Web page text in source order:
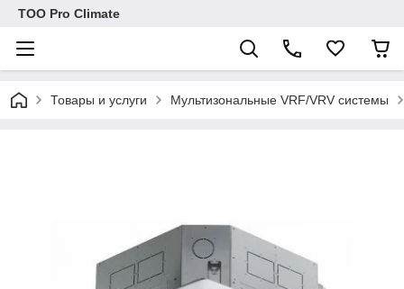
ТОО Pro Climate
Товары и услуги Мультизональные VRF/VRV системы